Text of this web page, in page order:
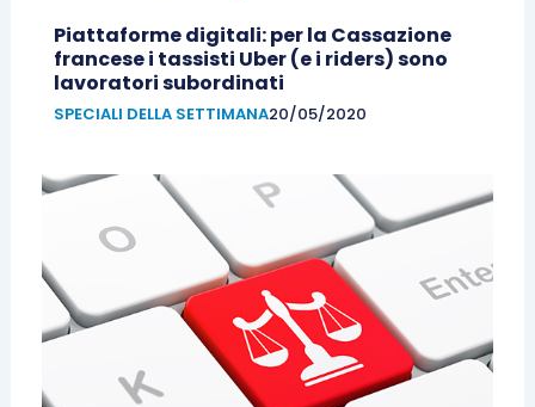
Piattaforme digitali: per la Cassazione
francese i tassisti Uber (e i riders) sono
lavoratori subordinati
SPECIALI DELLA SETTIMANA20/05/2020